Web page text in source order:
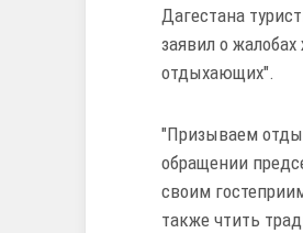
Дагестана
заявил о
отдыхающих".
"Призываем
обращении
своим
также чтить